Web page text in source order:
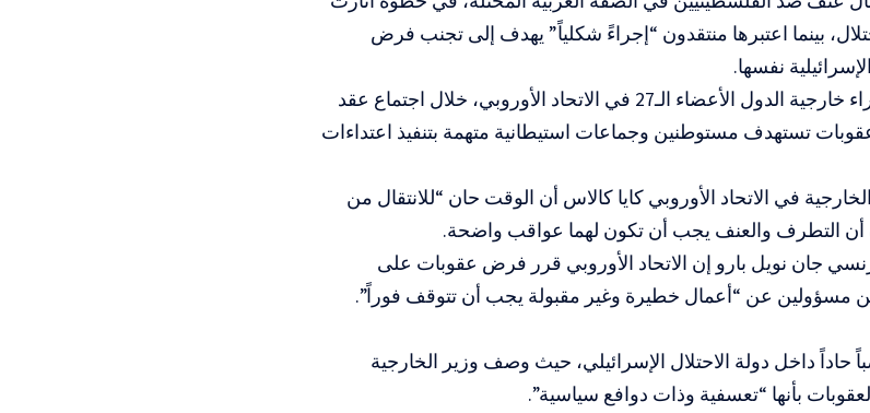
بينما اعتبرها منتقدون “إجراءً شكلياً” يهدف إلى تجنب فرض
نفسها.
وجاء القرار بعد موافقة وزراء خارجية الدول الأعضاء الـ27 في الاتحاد الأوروبي، خلال اجتماع عقد
تستهدف مستوطنين وجماعات استيطانية متهمة بتنفيذ اعتداءات
في الاتحاد الأوروبي كايا كالاس أن الوقت حان “للانتقال من
أن التطرف والعنف يجب أن تكون لهما عواقب واضحة.
جان نويل بارو إن الاتحاد الأوروبي قرر فرض عقوبات على
مسؤولين عن “أعمال خطيرة وغير مقبولة يجب أن تتوقف فوراً”.
حاداً داخل دولة الاحتلال الإسرائيلي، حيث وصف وزير الخارجية
بأنها “تعسفية وذات دوافع سياسية”.